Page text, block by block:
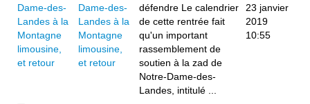
Dame-des-
Landes à la
Montagne
limousine,
et retour
défendre Le calendrier
de cette rentrée fait
qu'un important
rassemblement de
soutien à la zad de
Notre-Dame-des-
Landes, intitulé ...
23 janvier
2019
10:55